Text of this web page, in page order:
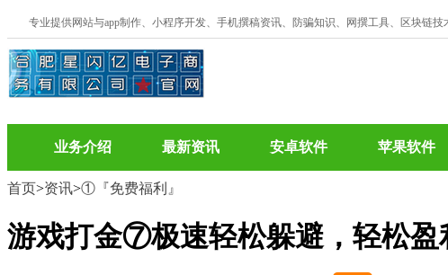
专业提供网站与app制作、小程序开发、手机撰稿资讯、防骗知识、网撰工具、区块链技
业务介绍 最新资讯 安卓软件 苹果软件
首页>资讯>①『免费福利』
游戏打金⑦极速轻松躲避，轻松盈